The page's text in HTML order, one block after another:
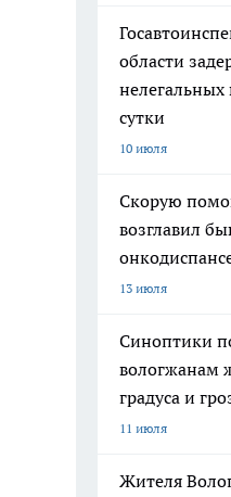
области
нелегальных
сутки
10 июля
Скорую
возглавил
13 июля
Синоптики
вологжанам
градуса и
11 июля
Жителя